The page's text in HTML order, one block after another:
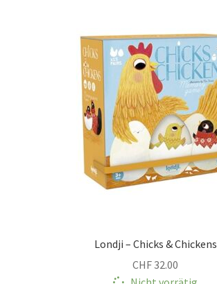
Londji – Chicks & Chickens
CHF32.00